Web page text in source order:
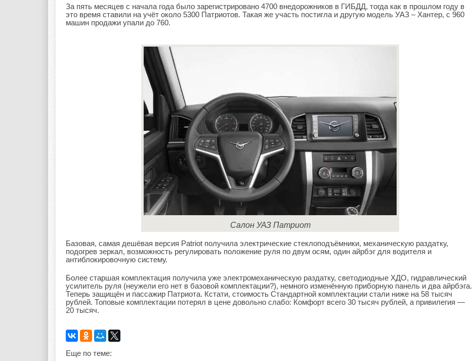
За пять месяцев с начала года было зарегистрировано 4700 внедорожников в ГИБДД, тогда как в прошлом году в
это время ставили на учёт около 5300 Патриотов. Такая же участь постигла и другую модель УАЗ – Хантер, с 960
машин продажи упали до 760.
Салон УАЗ Патриот
Базовая, самая дешёвая версия Patriot получила электрические стеклоподъёмники, механическую раздатку,
подогрев зеркал, возможность регулировать положение руля по двум осям, один айрбэг для водителя и
антиблокировочную систему.
Более старшая комплектация получила уже электромеханическую раздатку, светодиодные ХДО, гидравлический
усилитель руля (неужели его нет в базовой комплектации?), немного изменённую приборную панель и два айрбэга.
Теперь защищён и пассажир Патриота. Кстати, стоимость Стандартной комплектации стали ниже на 58 тысяч
рублей. Топовые комплектации потерял в цене довольно слабо: Комфорт всего 30 тысяч рублей, а привилегия —
20 тысяч.
Еще по теме: